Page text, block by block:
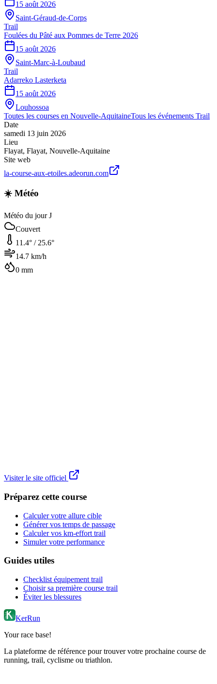
15 août 2026
Saint-Géraud-de-Corps
Trail
Foulées du Pâté aux Pommes de Terre 2026
15 août 2026
Saint-Marc-à-Loubaud
Trail
Adarreko Lasterketa
15 août 2026
Louhossoa
Toutes les courses en Nouvelle-AquitaineTous les événements Trail
Date
samedi 13 juin 2026
Lieu
Flayat, Flayat, Nouvelle-Aquitaine
Site web
la-course-aux-etoiles.adeorun.com
☀️ Météo
Météo du jour J
Couvert
11.4° / 25.6°
14.7 km/h
0 mm
Visiter le site officiel
Préparez cette course
Calculer votre allure cible
Générer vos temps de passage
Calculer vos km-effort trail
Simuler votre performance
Guides utiles
Checklist équipement trail
Choisir sa première course trail
Éviter les blessures
KerRun
Your race base!
La plateforme de référence pour trouver votre prochaine course de
running, trail, cyclisme ou triathlon.